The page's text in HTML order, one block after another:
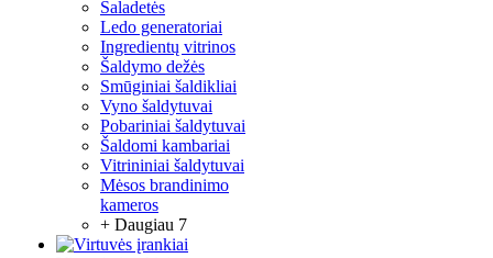
Saladetės
Ledo generatoriai
Ingredientų vitrinos
Šaldymo dežės
Smūginiai šaldikliai
Vyno šaldytuvai
Pobariniai šaldytuvai
Šaldomi kambariai
Vitrininiai šaldytuvai
Mėsos brandinimo
kameros
+ Daugiau 7